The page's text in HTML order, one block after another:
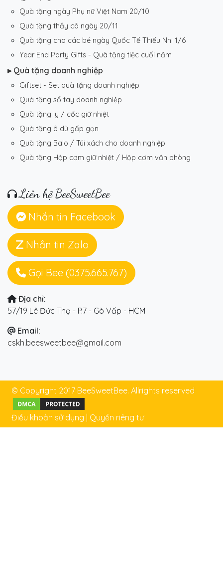
Quà tặng ngày Phụ nữ Việt Nam 20/10
Quà tặng thầy cô ngày 20/11
Quà tặng cho các bé ngày Quốc Tế Thiếu Nhi 1/6
Year End Party Gifts - Quà tặng tiệc cuối năm
▸ Quà tặng doanh nghiệp
Giftset - Set quà tặng doanh nghiệp
Quà tặng sổ tay doanh nghiệp
Quà tặng ly / cốc giữ nhiệt
Quà tặng ô dù gấp gọn
Quà tặng Balo / Túi xách cho doanh nghiệp
Quà tặng Hộp cơm giữ nhiệt / Hộp cơm văn phòng
Liên hệ BeeSweetBee
Nhắn tin Facebook
Nhắn tin Zalo
Gọi Bee (0375.665.767)
Địa chỉ:
57/19 Lê Đức Thọ - P.7 - Gò Vấp - HCM
Email:
cskh.beesweetbee@gmail.com
© Copyright 2017 BeeSweetBee. Allrights reserved
Điều khoản sử dụng | Quyền riêng tư